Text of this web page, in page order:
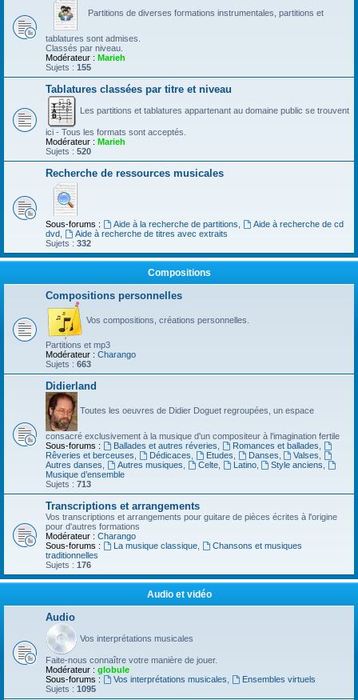
Partitions de diverses formations instrumentales, partitions et
tablatures sont admises.
Classés par niveau.
Modérateur : Marieh
Sujets : 155
Tablatures classées par titre et niveau
Les partitions et tablatures appartenant au domaine public se trouvent
ici - Tous les formats sont acceptés.
Modérateur : Marieh
Sujets : 520
Recherche de ressources musicales
Sous-forums : Aide à la recherche de partitions
Aide à recherche de cd
dvd
Aide à recherche de titres avec extraits
Sujets : 332
Compositions
Compositions personnelles
Vos compositions, créations personnelles.
Partitions et mp3
Modérateur : Charango
Sujets : 663
Didierland
Toutes les oeuvres de Didier Doguet regroupées, un espace
consacré exclusivement à la musique d'un compositeur à l'imagination fertile
Sous-forums :
Ballades et autres réveries Romances et ballades
Rêveries et berceuses
Dédicaces Etudes Danses Valses
Autres danses
Autres musiques Celte, Latino, Style anciens
Musique d’ensemble
Sujets : 713
Transcriptions et arrangements
Vos transcriptions et arrangements pour guitare de pièces écrites à l'origine
pour d'autres formations
Modérateur : Charango
Sous-forums :
La musique classique,
Chansons et musiques
traditionnelles
Sujets : 176
Audio et vidéo
Audio
Vos interprétations musicales
Faite-nous connaître votre manière de jouer.
Modérateur : globule
Sous-forums :
Vos interprétations musicales
Ensembles virtuels
Sujets : 1095